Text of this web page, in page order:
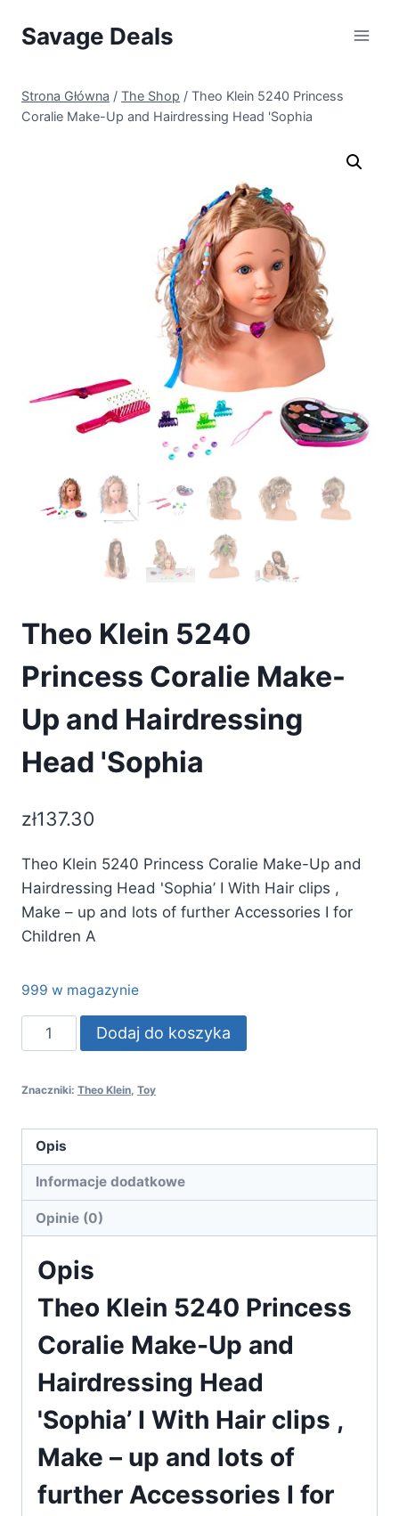
Savage Deals
Strona Główna / The Shop / Theo Klein 5240 Princess
Coralie Make-Up and Hairdressing Head 'Sophia
Theo Klein 5240
Princess Coralie Make-
Up and Hairdressing
Head 'Sophia
zł137.30
Theo Klein 5240 Princess Coralie Make-Up and
Hairdressing Head 'Sophia’ I With Hair clips ,
Make – up and lots of further Accessories I for
Children A
999 w magazynie
ilość
Theo
5240
Coralie
Make-
and
Hairdressing
Head
'Sophia
Dodaj do koszyka
Znaczniki: Theo Klein Toy
Opis
Informacje dodatkowe
Opinie (0)
Opis
Theo Klein 5240 Princess
Coralie Make-Up and
Hairdressing Head
'Sophia’ I With Hair clips ,
Make – up and lots of
further Accessories I for